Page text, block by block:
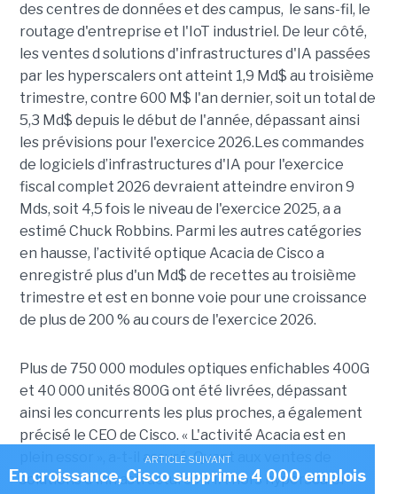
ARTICLE SUIVANT
En croissance, Cisco supprime 4 000 emplois
des centres de données et des campus, le sans-fil, le
routage d'entreprise et l'IoT industriel. De leur côté,
les ventes d solutions d'infrastructures d'IA passées
par les hyperscalers ont atteint 1,9 Md$ au troisième
trimestre, contre 600 M$ l'an dernier, soit un total de
5,3 Md$ depuis le début de l'année, dépassant ainsi
les prévisions pour l'exercice 2026.Les commandes
de logiciels d’infrastructures d'IA pour l'exercice
fiscal complet 2026 devraient atteindre environ 9
Mds, soit 4,5 fois le niveau de l'exercice 2025, a a
estimé Chuck Robbins. Parmi les autres catégories
en hausse, l’activité optique Acacia de Cisco a
enregistré plus d'un Md$ de recettes au troisième
trimestre et est en bonne voie pour une croissance
de plus de 200 % au cours de l'exercice 2026.
Plus de 750 000 modules optiques enfichables 400G
et 40 000 unités 800G ont été livrées, dépassant
ainsi les concurrents les plus proches, a également
précisé le CEO de Cisco. « L'activité Acacia est en
plein essor », a-t-il assuré. Quant aux ventes de
solutions d'infrastructures d'IA hors hyperscaler